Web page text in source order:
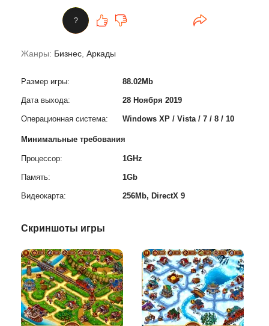
Жанры: Бизнес Аркады
Размер игры: 88.02Mb
Дата выхода: 28 Ноября 2019
Операционная система: Windows XP / Vista / 7 / 8 / 10
Минимальные требования
Процессор: 1GHz
Память: 1Gb
Видеокарта: 256Mb, DirectX 9
?
Скриншоты игры